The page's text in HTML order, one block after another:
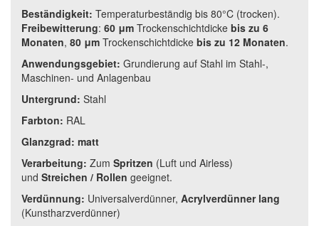
Beständigkeit: Temperaturbeständig bis 80°C (trocken).
Freibewitterung: 60 μm Trockenschichtdicke bis zu 6
Monaten, 80 μm Trockenschichtdicke bis zu 12 Monaten.
Anwendungsgebiet: Grundierung auf Stahl im Stahl-,
Maschinen- und Anlagenbau
Untergrund: Stahl
Farbton: RAL
Glanzgrad: matt
Verarbeitung: Zum Spritzen (Luft und Airless)
und Streichen / Rollen geeignet.
Verdünnung: Universalverdünner, Acrylverdünner lang
(Kunstharzverdünner)